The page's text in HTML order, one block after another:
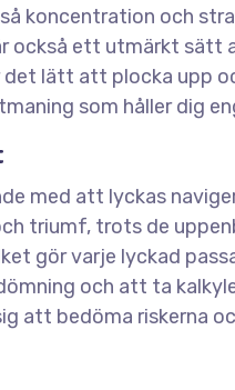
koncentration och
också ett utmärkt sätt
det lätt att plocka upp
som håller dig
med att lyckas
triumf, trots de
gör varje lyckad
och att ta
att bedöma riskerna